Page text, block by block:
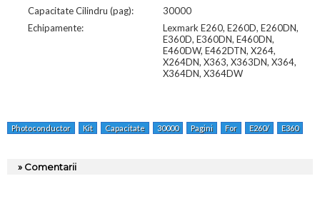
Capacitate Cilindru (pag):
30000
Echipamente:
Lexmark E260, E260D, E260DN,
E360D, E360DN, E460DN,
E460DW, E462DTN, X264,
X264DN, X363, X363DN, X364,
X364DN, X364DW
Photoconductor Kit Capacitate 30000 Pagini For E260/ E360
» Comentarii